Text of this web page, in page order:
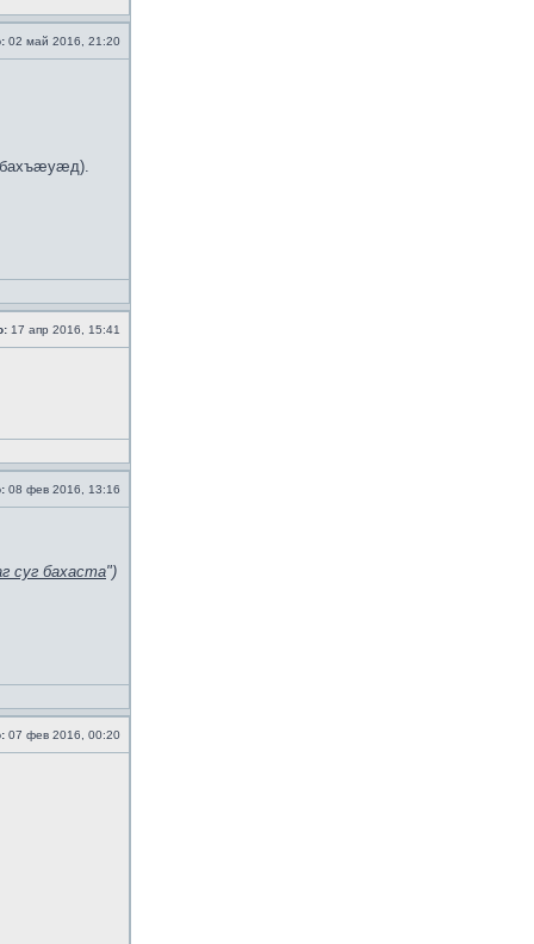
02 май 2016, 21:20
17 апр 2016, 15:41
08 фев 2016, 13:16
суг бахаста")
07 фев 2016, 00:20